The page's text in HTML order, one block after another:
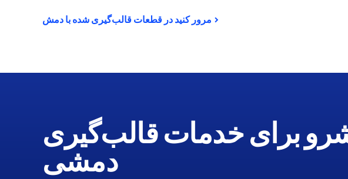
مرور کنید در قطعات قالب‌گیری شده با دمش
برای خدمات قالب‌گیری
دمشی